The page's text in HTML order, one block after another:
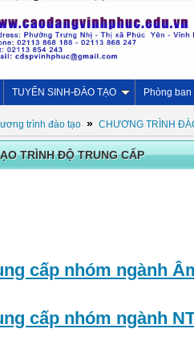
TUYỂN SINH-ĐÀO TẠO Phòng ban
trình đào tạo » CHƯƠNG TRÌNH
TRÌNH ĐỘ TRUNG CẤP
cấp nhóm ngành
cấp nhóm ngành